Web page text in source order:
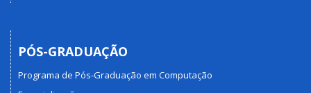
PÓS-GRADUAÇÃO
Programa de Pós-Graduação em Computação